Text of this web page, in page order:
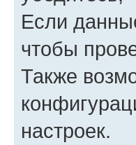
Если
чтобы
Также
настроек.